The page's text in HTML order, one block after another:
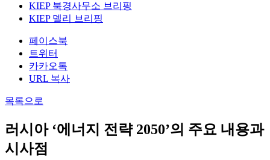
KIEP 북경사무소 브리핑
KIEP 델리 브리핑
페이스북
트위터
카카오톡
URL 복사
목록으로
러시아 ‘에너지 전략 2050’의 주요 내용과
시사점